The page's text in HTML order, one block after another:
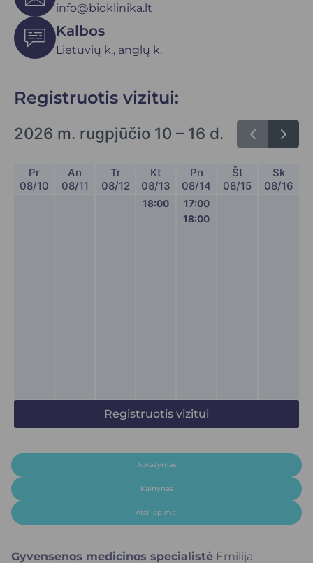
info@bioklinika.lt
Kalbos
Lietuvių k., anglų k.
Registruotis vizitui:
2026 m. rugpjūčio 10 – 16 d.
Pr
08/10
An
08/11
Tr
08/12
Kt
08/13
Pn
08/14
Št
08/15
Sk
08/16
18:00
17:00
18:00
Registruotis vizitui
Aprašymas
Kainynas
Atsiliepimai
Gyvensenos medicinos specialistė Emilija